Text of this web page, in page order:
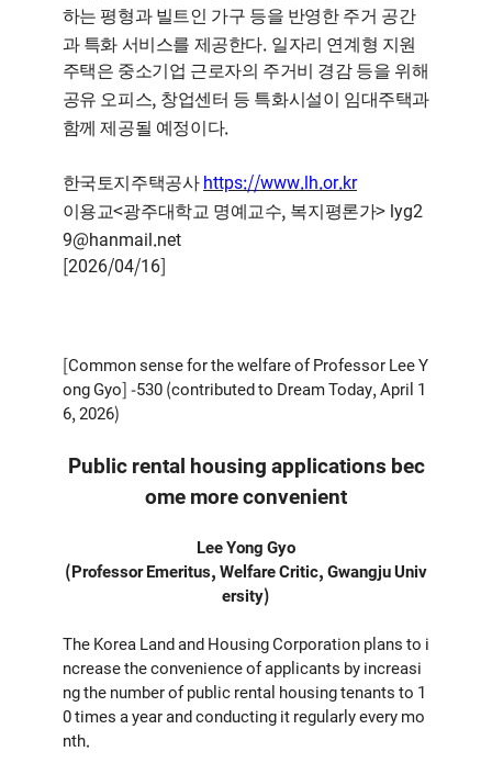
하는 평형과 빌트인 가구 등을 반영한 주거 공간
과 특화 서비스를 제공한다. 일자리 연계형 지원
주택은 중소기업 근로자의 주거비 경감 등을 위해
공유 오피스, 창업센터 등 특화시설이 임대주택과
함께 제공될 예정이다.
한국토지주택공사 https://www.lh.or.kr
이용교<광주대학교 명예교수, 복지평론가> lyg2
9@hanmail.net
[2026/04/16]
[Common sense for the welfare of Professor Lee Y
ong Gyo] -530 (contributed to Dream Today, April 1
6, 2026)
Public rental housing applications bec
ome more convenient
Lee Yong Gyo
(Professor Emeritus, Welfare Critic, Gwangju Univ
ersity)
The Korea Land and Housing Corporation plans to i
ncrease the convenience of applicants by increasi
ng the number of public rental housing tenants to 1
0 times a year and conducting it regularly every mo
nth.